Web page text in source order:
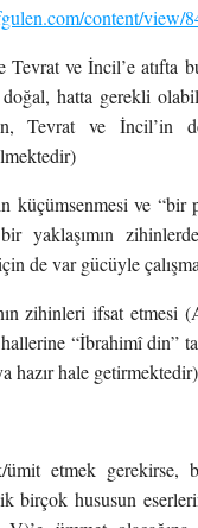
content/view/
ve İncil’e atıfta
hatta gerekli
Tevrat ve İncil’in
küçümsenmesi ve “bir
bir yaklaşımın
de var gücüyle
zihinleri ifsat
hallerine “İbrahimî din”
hazır hale getirmektedir)
etmek gerekirse,
birçok hususun